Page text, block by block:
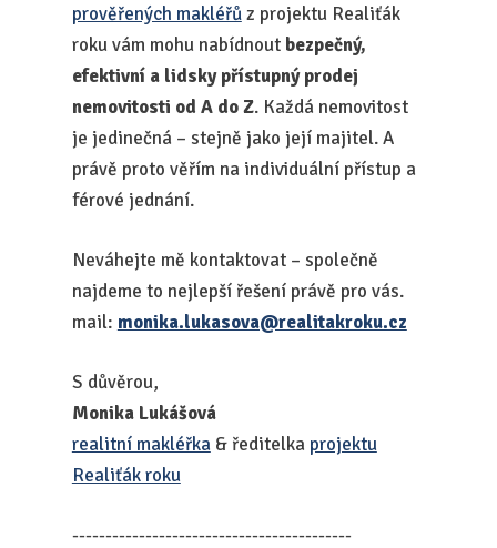
prověřených makléřůz projektu Realiťák
roku vám mohu nabídnout bezpečný,
efektivní a lidsky přístupný prodej
nemovitosti od A do Z. Každá nemovitost
je jedinečná – stejně jako její majitel. A
právě proto věřím na individuální přístup a
férové jednání.
Neváhejte mě kontaktovat – společně
najdeme to nejlepší řešení právě pro vás.
mail: monika.lukasova@realitakroku.cz
S důvěrou,
Monika Lukášová
realitní makléřka & ředitelka projektu
Realiťák roku
------------------------------------------